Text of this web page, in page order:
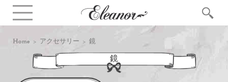
Home > アクセサリー > 鏡
鏡